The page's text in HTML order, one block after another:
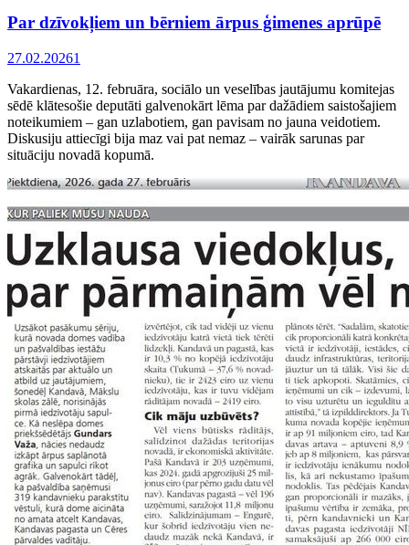
Par dzīvokļiem un bērniem ārpus ģimenes aprūpē
27.02.20261
Vakardienas, 12. februāra, sociālo un veselības jautājumu komitejas
sēdē klātesošie deputāti galvenokārt lēma par dažādiem saistošajiem
noteikumiem – gan uzlabotiem, gan pavisam no jauna veidotiem.
Diskusiju attiecīgi bija maz vai pat nemaz – vairāk sarunas par
situāciju novadā kopumā.